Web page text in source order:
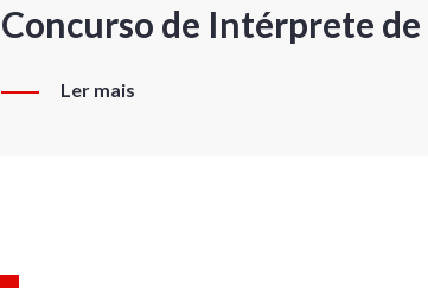
Concurso de Intérprete de
Ler mais